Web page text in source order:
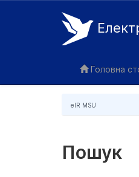
Головна
eIR MSU
Пошук